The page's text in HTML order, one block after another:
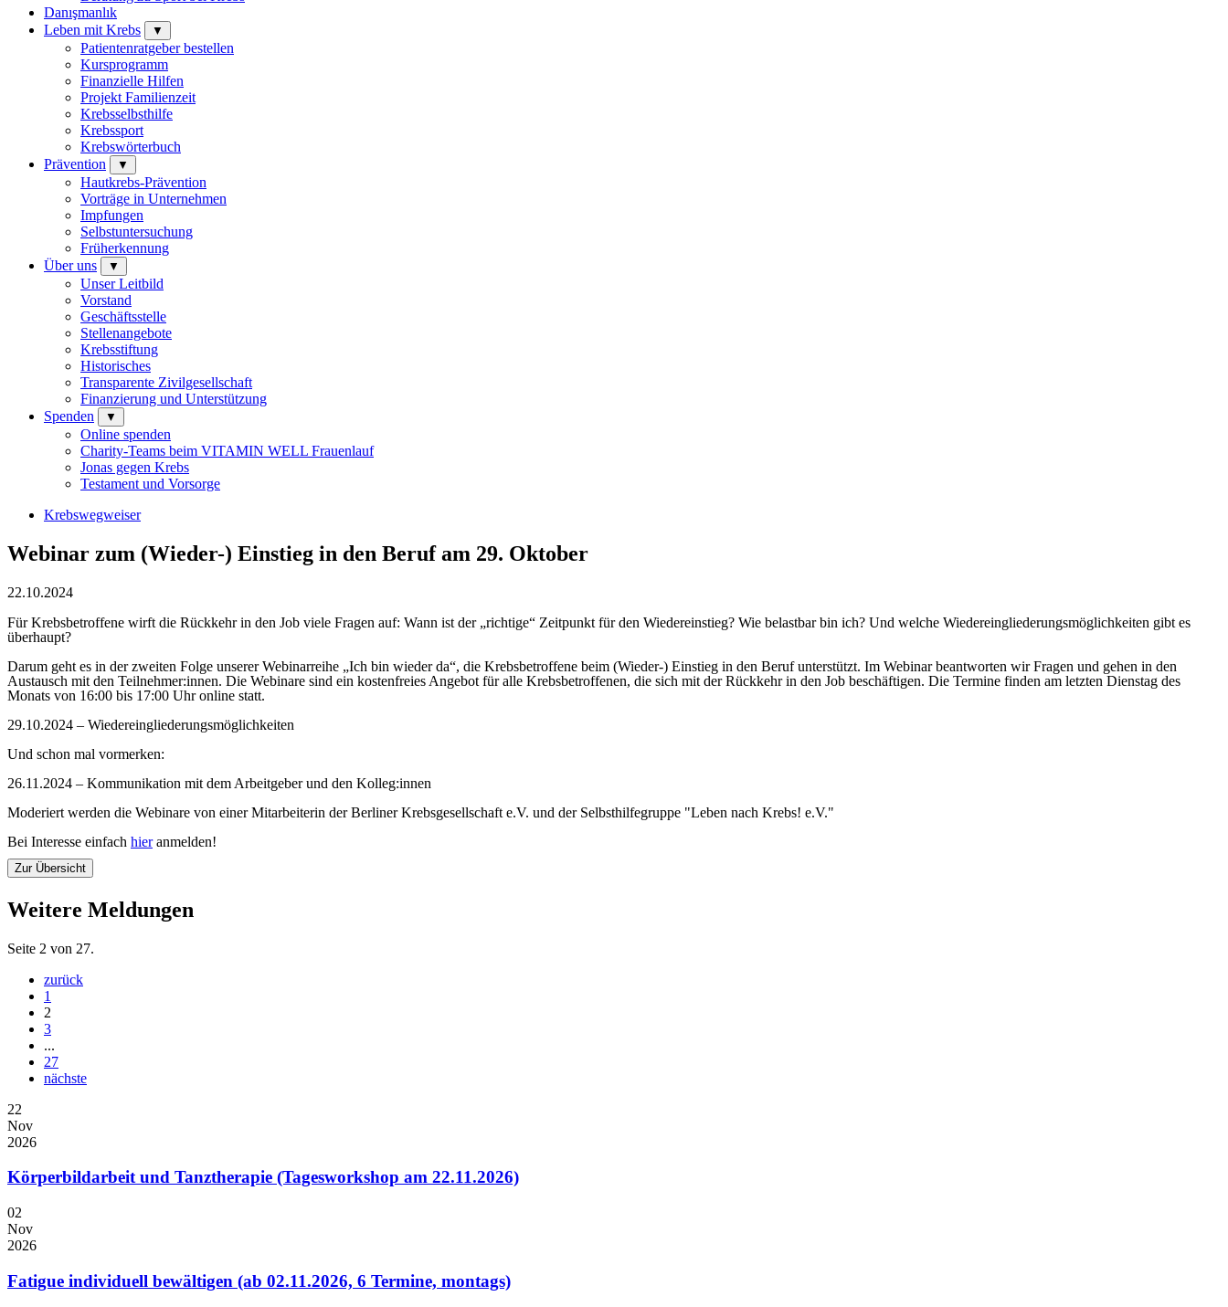
Danışmanlık
Leben mit Krebs
▼
Patientenratgeber bestellen
Kursprogramm
Finanzielle Hilfen
Projekt Familienzeit
Krebsselbsthilfe
Krebssport
Krebswörterbuch
Prävention
▼
Hautkrebs-Prävention
Vorträge in Unternehmen
Impfungen
Selbstuntersuchung
Früherkennung
Über uns
▼
Unser Leitbild
Vorstand
Geschäftsstelle
Stellenangebote
Krebsstiftung
Historisches
Transparente Zivilgesellschaft
Finanzierung und Unterstützung
Spenden
▼
Online spenden
Charity-Teams beim VITAMIN WELL Frauenlauf
Jonas gegen Krebs
Testament und Vorsorge
Krebswegweiser
Webinar zum (Wieder-) Einstieg in den Beruf am 29. Oktober
22.10.2024
Für Krebsbetroffene wirft die Rückkehr in den Job viele Fragen auf: Wann ist der „richtige“ Zeitpunkt für den Wiedereinstieg? Wie belastbar bin ich? Und welche Wiedereingliederungsmöglichkeiten gibt es
überhaupt?
Darum geht es in der zweiten Folge unserer Webinarreihe „Ich bin wieder da“, die Krebsbetroffene beim (Wieder-) Einstieg in den Beruf unterstützt. Im Webinar beantworten wir Fragen und gehen in den
Austausch mit den Teilnehmer:innen. Die Webinare sind ein kostenfreies Angebot für alle Krebsbetroffenen, die sich mit der Rückkehr in den Job beschäftigen. Die Termine finden am letzten Dienstag des
Monats von 16:00 bis 17:00 Uhr online statt.
29.10.2024 – Wiedereingliederungsmöglichkeiten
Und schon mal vormerken:
26.11.2024 – Kommunikation mit dem Arbeitgeber und den Kolleg:innen
Moderiert werden die Webinare von einer Mitarbeiterin der Berliner Krebsgesellschaft e.V. und der Selbsthilfegruppe "Leben nach Krebs! e.V."
Bei Interesse einfach hieranmelden!
Zur Übersicht
Weitere Meldungen
Seite 2 von 27.
zurück
1
2
3
...
27
nächste
22
Nov
2026
Körperbildarbeit und Tanztherapie (Tagesworkshop am 22.11.2026)
02
Nov
2026
Fatigue individuell bewältigen (ab 02.11.2026, 6 Termine, montags)